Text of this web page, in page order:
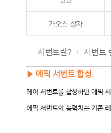
카오스 상자
서번트란? 서번트
▶ 에픽 서번트 합성
레어 서번트를 합성하면 에픽
에픽 서번트의 능력치는 기존